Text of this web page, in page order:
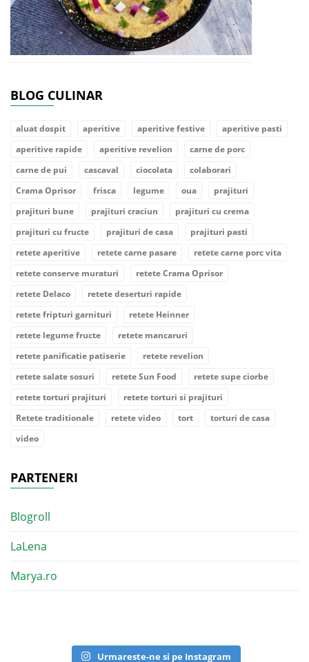
BLOG CULINAR
aluat dospit aperitive aperitive festive
aperitive pasti
aperitive rapide
aperitive revelion
carne de porc
carne de pui
cascaval ciocolata
colaborari
Crama Oprisor
frisca legume oua
prajituri
prajituri bune
prajituri craciun
prajituri cu crema
prajituri cu fructe
prajituri de casa
prajituri pasti
retete aperitive
retete carne pasare
retete carne porc vita
retete conserve muraturi
retete Crama Oprisor
retete Delaco
retete deserturi rapide
retete fripturi garnituri
retete Heinner
retete legume fructe
retete mancaruri
retete panificatie patiserie
retete revelion
retete salate sosuri
retete Sun Food
retete supe ciorbe
retete torturi prajituri
retete torturi si prajituri
Retete traditionale
retete video tort
torturi de casa
video
PARTENERI
Blogroll
LaLena
Marya.ro
Urmareste-ne si pe Instagram